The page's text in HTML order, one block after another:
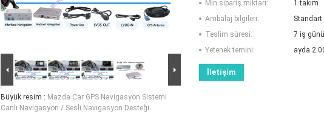
Büyük resim : Mazda Car GPS Navigasyon Sistemi
Canlı Navigasyon / Sesli Navigasyon Desteği
Min sipariş miktarı:
1 takım
Ambalaj bilgileri:
Teslim süresi:
7 iş günü
Yetenek temini:
ayda
İletişim